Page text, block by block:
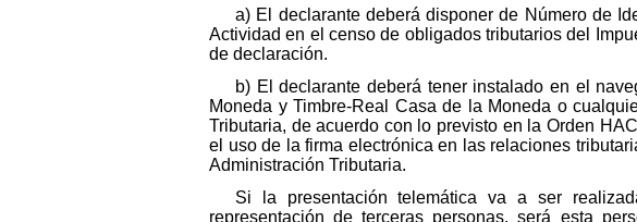
a) El declarante deberá disponer de Número de
Actividad en el censo de obligados tributarios del
de declaración.
b) El declarante deberá tener instalado en el
Moneda y Timbre-Real Casa de la Moneda o
Tributaria, de acuerdo con lo previsto en la Orden
el uso de la firma electrónica en las relaciones
Administración Tributaria.
Si la presentación telemática va a ser
representación de terceras personas, será esta